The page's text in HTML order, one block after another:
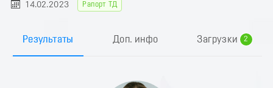
14.02.2023 Рапорт ТД
Результаты Доп. инфо Загрузки
2